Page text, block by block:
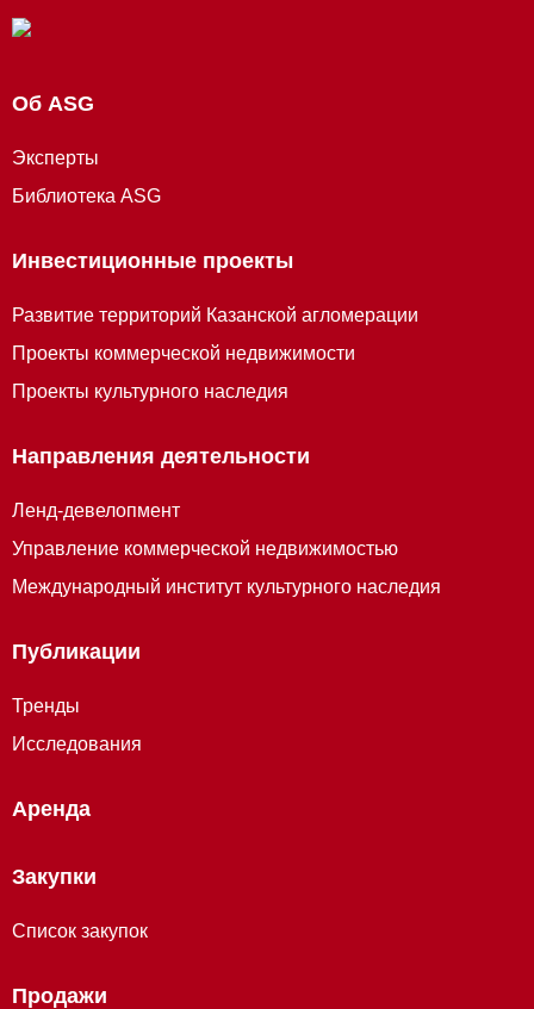
Об ASG
Эксперты
Библиотека ASG
Инвестиционные проекты
Развитие территорий Казанской агломерации
Проекты коммерческой недвижимости
Проекты культурного наследия
Направления деятельности
Ленд-девелопмент
Управление коммерческой недвижимостью
Международный институт культурного наследия
Публикации
Тренды
Исследования
Аренда
Закупки
Список закупок
Продажи